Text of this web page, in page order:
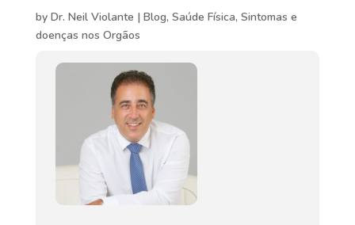
by Dr. Neil Violante | Blog, Saúde Física, Sintomas e
doenças nos Orgãos